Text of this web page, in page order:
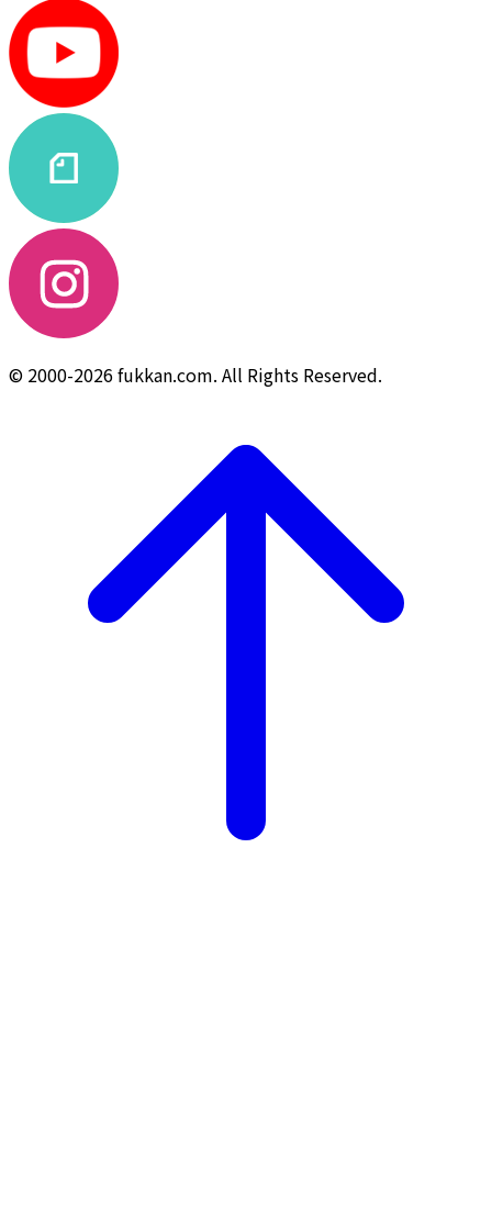
© 2000-2026 fukkan.com. All Rights Reserved.